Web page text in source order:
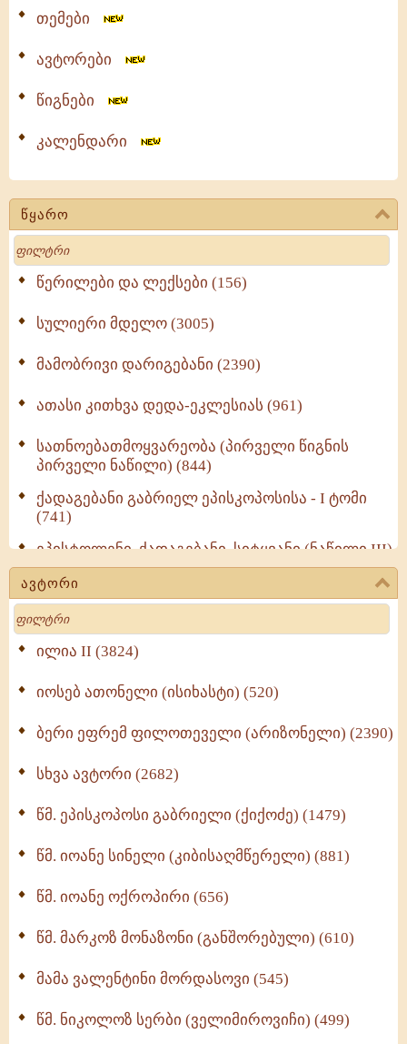
თემები
ავტორები
წიგნები
კალენდარი
წყარო
Search
წერილები და ლექსები (156)
სულიერი მდელო (3005)
მამობრივი დარიგებანი (2390)
ათასი კითხვა დედა-ეკლესიას (961)
სათნოებათმოყვარეობა (პირველი წიგნის
პირველი ნაწილი) (844)
ქადაგებანი გაბრიელ ეპისკოპოსისა - I ტომი
(741)
ეპისტოლენი, ქადაგებანი, სიტყვანი (ნაწილი III)
(723)
მოძღვრის ძალზე სასარგებლო რჩევები
მრევლისათვის (545)
Wisdomge (514)
ქადაგებანი გაბრიელ ეპისკოპოსისა - II ტომი
სულიერი ცხოვრების სახელმძღვანელო -
ნაწილი II (369)
ავტორი
Search
ილია II (3824)
იოსებ ათონელი (ისიხასტი) (520)
ბერი ეფრემ ფილოთეველი (არიზონელი) (2390)
სხვა ავტორი (2682)
წმ. ეპისკოპოსი გაბრიელი (ქიქოძე) (1479)
წმ. იოანე სინელი (კიბისაღმწერელი) (881)
წმ. იოანე ოქროპირი (656)
წმ. მარკოზ მონაზონი (განშორებული) (610)
მამა ვალენტინი მორდასოვი (545)
წმ. ნიკოლოზ სერბი (ველიმიროვიჩი) (499)